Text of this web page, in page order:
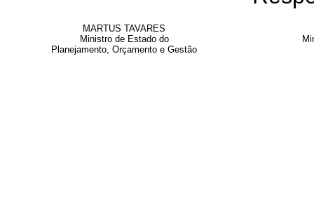
MARTUS TAVARES
Ministro de Estado do
Planejamento, Orçamento e Gestão